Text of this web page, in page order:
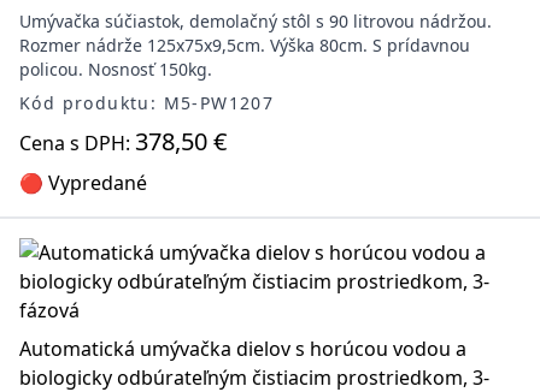
Umývačka súčiastok, demolačný stôl s 90 litrovou nádržou.
Rozmer nádrže 125x75x9,5cm. Výška 80cm. S prídavnou
policou. Nosnosť 150kg.
Kód produktu: M5-PW1207
Cena s DPH: 378,50 €
🔴 Vypredané
Automatická umývačka dielov s horúcou vodou a
biologicky odbúrateľným čistiacim prostriedkom, 3-